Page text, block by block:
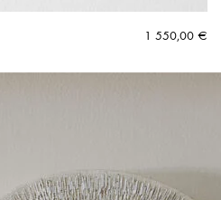
1 550,00 €